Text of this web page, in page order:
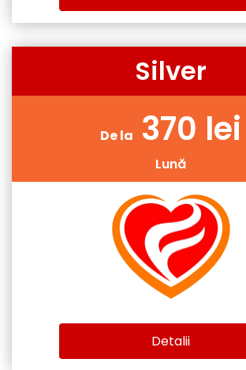
Silver
De la 370 lei
Lună
Detalii